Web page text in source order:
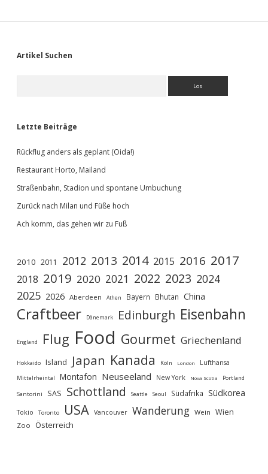
Sidebar
Artikel Suchen
Letzte Beiträge
Rückflug anders als geplant (Oida!)
Restaurant Horto, Mailand
Straßenbahn, Stadion und spontane Umbuchung
Zurück nach Milan und Füße hoch
Ach komm, das gehen wir zu Fuß
2010 2011 2012 2013 2014 2015 2016 2017
2018 2019 2020 2021 2022 2023 2024
2025 2026 Aberdeen Athen Bayern Bhutan China
Craftbeer Dänemark Edinburgh Eisenbahn
England Flug Food Gourmet Griechenland
Hokkaido Island Japan Kanada Köln London Lufthansa
Mittelrheintal Montafon Neuseeland New York Nova Scotia Portland
Santorini SAS Schottland Seattle Seoul Südafrika Südkorea
Tokio Toronto USA Vancouver Wanderung Wein Wien
Zoo Österreich